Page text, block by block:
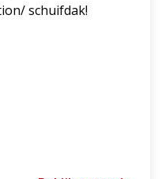
schuifdak!